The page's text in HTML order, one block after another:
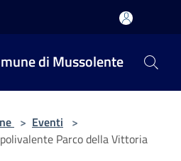
di Mussolente
> Eventi >
Parco della Vittoria